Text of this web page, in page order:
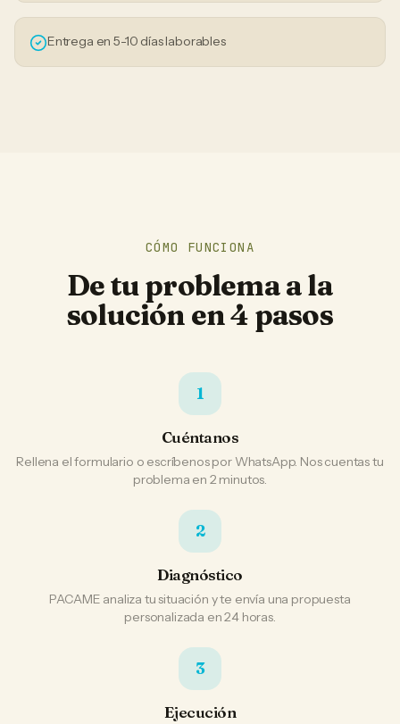
Entrega en 5-10 días laborables
CÓMO FUNCIONA
De tu problema a la
solución en 4 pasos
1
Cuéntanos
Rellena el formulario o escríbenos por WhatsApp. Nos cuentas tu
problema en 2 minutos.
2
Diagnóstico
PACAME analiza tu situación y te envía una propuesta
personalizada en 24 horas.
3
Ejecución